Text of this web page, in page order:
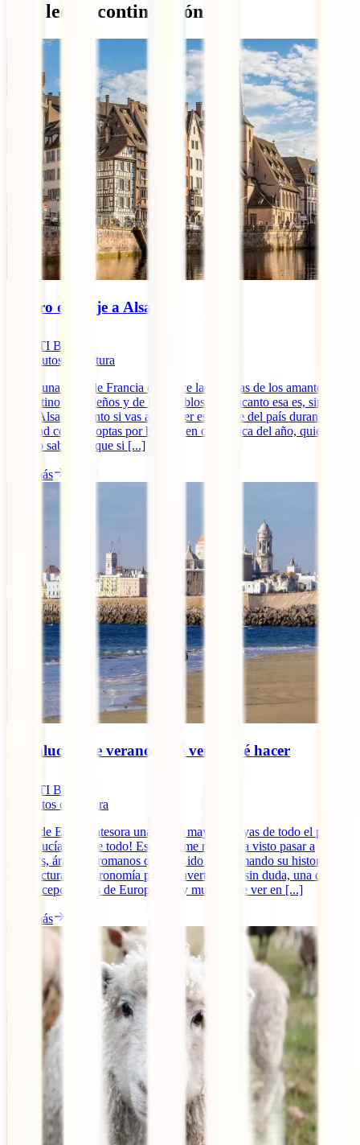
Qué leer a continuación
Seguro de viaje a Alsacia
IATI Blog
minutos de lectura
Si hay una zona de Francia que hace las delicias de los amantes de
los destinos navideños y de los pueblos con encanto esa es, sin
duda, Alsacia. Tanto si vas a conocer esta parte del país durante la
Navidad como si optas por hacerlo en otra época del año, quieres
hacerlo sabiendo que si [...]
Leer más
Andalucía este verano: qué ver y qué hacer
IATI Blog
minutos de lectura
El sur de España atesora una de las mayores joyas de todo el país.
¡Andalucía lo tiene todo! Este enorme región ha visto pasar a
fenicios, árabes o romanos que han ido conformando su historia,
arquitectura y gastronomía para convertirla en, sin duda, una de las
más excepcionales de Europa. ¡Hay mucho que ver en [...]
Leer más